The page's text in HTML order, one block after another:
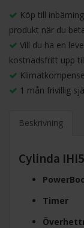
Köp till
produkt när du
Vill du ha en
kostnadsfritt upp
1 mån frivillig
Beskrivning
Cylinda
Timer